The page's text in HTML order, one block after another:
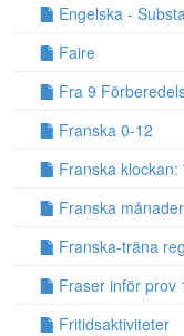
Engelska -
Faire
Fra 9
Franska 0-12
Franska
Franska
Franska-träna
Fraser inför prov
Fritidsaktiviteter